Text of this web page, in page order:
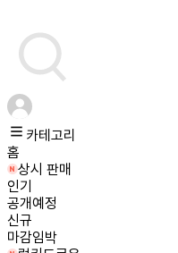
카테고리
홈
상시 판매
인기
공개예정
신규
마감임박